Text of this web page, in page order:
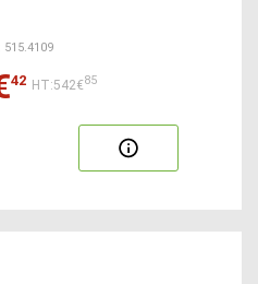
515.4109
42 HT:542€85